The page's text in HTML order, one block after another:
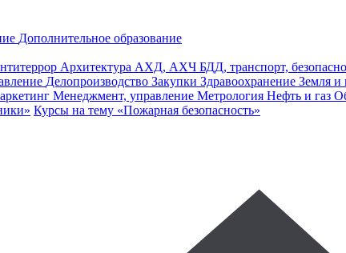
Дополнительное образование
Архитектура АХД, АХЧ БДД, транспорт,
Делопроизводство Закупки Здравоохранение Земля и
Менеджмент, управление Метрология Нефть и газ
Курсы на тему «Пожарная безопасность»